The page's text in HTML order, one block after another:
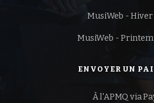
MusiWeb -
MusiWeb -
ENVOYER UN
À l'APMQ via